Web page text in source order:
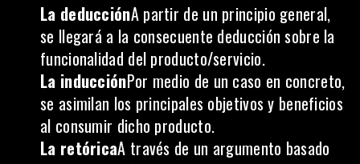
La deducciónA partir de un principio general,
se llegará a la consecuente deducción sobre la
funcionalidad del producto/servicio.
La inducciónPor medio de un caso en concreto,
se asimilan los principales objetivos y beneficios
al consumir dicho producto.
La retóricaA través de un argumento basado